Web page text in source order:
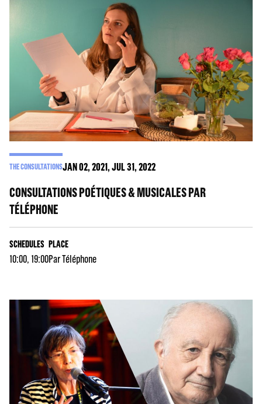
THE CONSULTATIONSJAN02, 2021, JUL31, 2022
CONSULTATIONS POÉTIQUES & MUSICALES PAR
TÉLÉPHONE
SCHEDULES
10:00, 19:00
PLACE
Par Téléphone